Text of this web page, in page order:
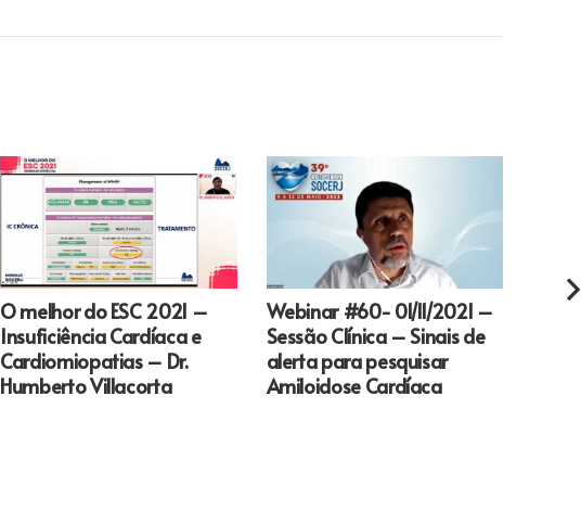
O melhor do ESC 2021 –
Insuficiência Cardíaca e
Cardiomiopatias – Dr.
Humberto Villacorta
Webinar #60- 01/11/2021 –
Sessão Clínica – Sinais de
alerta para pesquisar
Amiloidose Cardíaca